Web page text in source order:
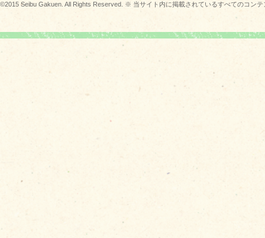
©2015 Seibu Gakuen. All Rights Reserved. ※ 当サイト内に掲載されているすべてのコン